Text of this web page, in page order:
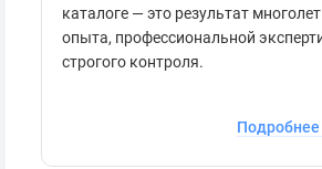
каталоге — это результат
опыта, профессиональной
строгого контроля.
Подробнее